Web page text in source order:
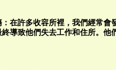
：在許多收容所裡，我們經常會
終導致他們失去工作和住所。他